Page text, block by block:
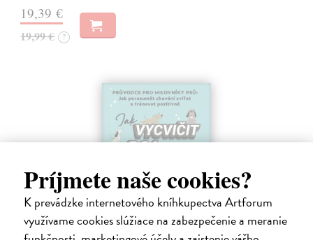
Príjmete naše cookies?
K prevádzke internetového kníhkupectva Artforum
využívame cookies slúžiace na zabezpečenie a meranie
19,39 €
19,99 € ?